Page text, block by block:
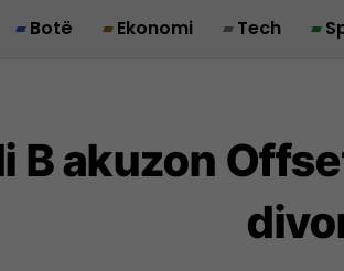
Botë Ekonomi Tech
B akuzon